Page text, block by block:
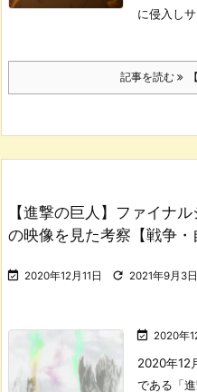
に侵入し
記事を読む 【
【進撃の巨人】ファイナ
の映像を見た考察【戦争・
 2020年12月11日  2021年9月3日
 2020年
2020年12
である「